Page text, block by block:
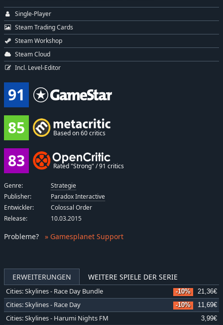
ERWEITERUNGEN WEITERE SPIELE DER SERIE
Cities: Skylines - Race Day Bundle -10% 21,36€
Cities: Skylines - Race Day -10% 11,69€
Cities: Skylines - Harumi Nights FM 3,99€
Single-Player
Steam Trading Cards
Steam Workshop
Steam Cloud
Incl. Level-Editor
91
85
Based on 60 critics
83 Rated "Strong" / 91 critics
Genre:
Strategie
Publisher:
Paradox Interactive
Entwickler:
Colossal Order
Release:
10.03.2015
Probleme? » Gamesplanet Support